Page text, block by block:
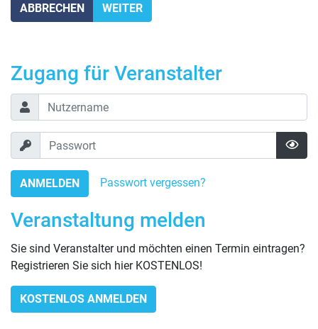
Zugang für Veranstalter
ANMELDEN Passwort vergessen?
Veranstaltung melden
Sie sind Veranstalter und möchten einen Termin eintragen?
Registrieren Sie sich hier KOSTENLOS!
KOSTENLOS ANMELDEN